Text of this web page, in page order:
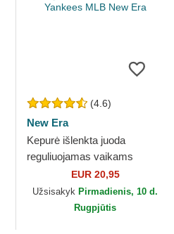
(4.6)
New Era
Kepurė išlenkta juoda
reguliuojamas vaikams
9FORTY League Essential
New York Yankees MLB New
EUR 20,95
Užsisakyk Pirmadienis, 10 d.
Rugpjūtis